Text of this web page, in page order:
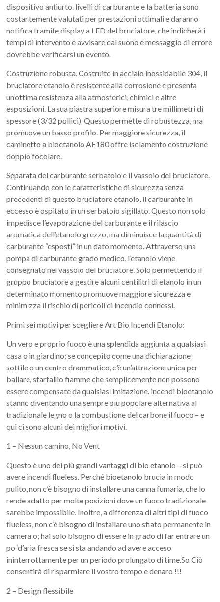
dispositivo antiurto. livelli di carburante e la batteria sono
costantemente valutati per prestazioni ottimali e daranno
notifica tramite display a LED del bruciatore, che indicherà i
tempi di intervento e avvisare dal suono e messaggio di errore
dovrebbe verificarsi un evento.
Costruzione robusta. Costruito in acciaio inossidabile 304, il
bruciatore etanolo è resistente alla corrosione e presenta
un’ottima resistenza alla atmosferici, chimici e altre
esposizioni. La sua piastra superiore misura tre millimetri di
spessore (3/32 pollici). Questo permette di robustezza, ma
promuove un basso profilo. Per maggiore sicurezza, il
caminetto a bioetanolo AF180 offre isolamento costruzione
doppio focolare.
Separata del carburante serbatoio e il vassoio del bruciatore.
Continuando con le caratteristiche di sicurezza senza
precedenti di questo bruciatore etanolo, il carburante in
eccesso è ospitato in un serbatoio sigillato. Questo non solo
impedisce l’evaporazione del carburante e il rilascio
aromatica dell’etanolo grezzo, ma diminuisce la quantità di
carburante “esposti” in un dato momento. Attraverso una
pompa di carburante grado medico, l’etanolo viene
consegnato nel vassoio del bruciatore. Solo permettendo il
gruppo bruciatore a gestire alcuni centilitri di etanolo in un
determinato momento promuove maggiore sicurezza e
minimizza il rischio di pericoli di incendio connessi.
Primi sei motivi per scegliere Art Bio Incendi Etanolo:
Un vero e proprio fuoco è una splendida aggiunta a qualsiasi
casa o in giardino; se concepito come una dichiarazione
sottile o un centro drammatico, c’è un’attrazione unica per
ballare, sfarfallio fiamme che semplicemente non possono
essere compensate da qualsiasi imitazione. incendi bioetanolo
stanno diventando una sempre più popolare alternativa al
tradizionale legno o la combustione del carbone il fuoco – e
qui ci sono alcuni dei migliori motivi.
1 – Nessun camino, No Vent
Questo è uno dei più grandi vantaggi di bio etanolo – si può
avere incendi flueless. Perché bioetanolo brucia in modo
pulito, non c’è bisogno di installare una canna fumaria, che lo
rende adatto per molte posizioni dove un fuoco tradizionale
sarebbe impossibile. Inoltre, a differenza di altri tipi di fuoco
flueless, non c’è bisogno di installare uno sfiato permanente in
camera o; hai solo bisogno di essere in grado di far entrare un
po ‘d’aria fresca se si sta andando ad avere acceso
ininterrottamente per un periodo prolungato di time.So Ciò
consentirà di risparmiare il vostro tempo e denaro !!!
2 – Design flessibile